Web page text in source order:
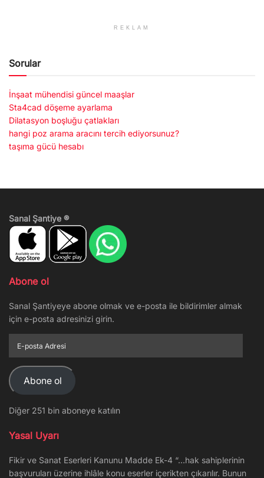
REKLAM
Sorular
İnşaat mühendisi güncel maaşlar
Sta4cad döşeme ayarlama
Dilatasyon boşluğu çatlakları
hangi poz arama aracını tercih ediyorsunuz?
taşıma gücü hesabı
Sanal Şantiye ®
Abone ol
Sanal Şantiyeye abone olmak ve e-posta ile bildirimler almak
için e-posta adresinizi girin.
posta
Adresi
Abone ol
Diğer 251 bin aboneye katılın
Yasal Uyarı
Fikir ve Sanat Eserleri Kanunu Madde Ek-4 “…hak sahiplerinin
başvuruları üzerine ihlâle konu eserler içerikten çıkarılır. Bunun